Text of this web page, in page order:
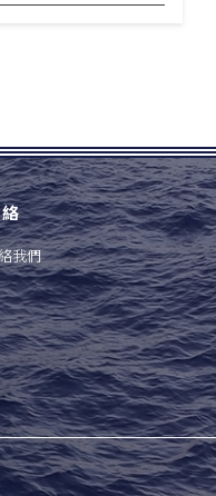
我們